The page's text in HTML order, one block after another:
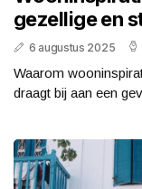
gezellige en
6 augustus 2025
Waarom
draagt bij aan een